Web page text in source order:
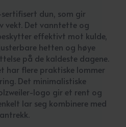
dun, som gir
vekt. Det vanntette og
effektivt mot kulde,
hetten og høye
på de kaldeste dagene.
har flere praktiske lommer
Det minimalistiske
logo gir et rent og
lar seg kombinere med